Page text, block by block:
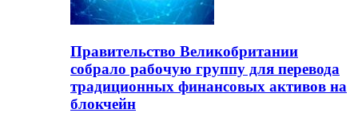
Правительство Великобритании
собрало рабочую группу для перевода
традиционных финансовых активов на
блокчейн